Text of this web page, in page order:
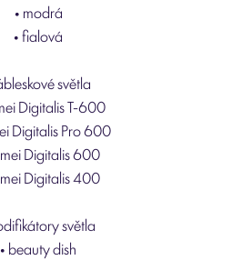
• modrá
• fialová
světla
Digitalis T-600
Digitalis Pro 600
Digitalis 600
Digitalis 400
světla
• beauty dish